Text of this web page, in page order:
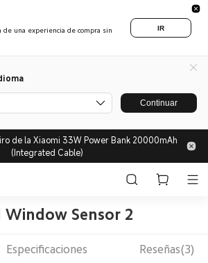
de una experiencia de compra sin
IR
Continuar
de la Xiaomi 33W Power Bank 20000mAh
(Integrated Cable)
Window Sensor 2
Especificaciones Reseñas(3)